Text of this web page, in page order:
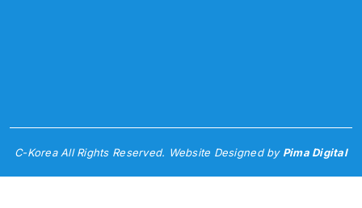
C-Korea All Rights Reserved. Website Designed by Pima Digital